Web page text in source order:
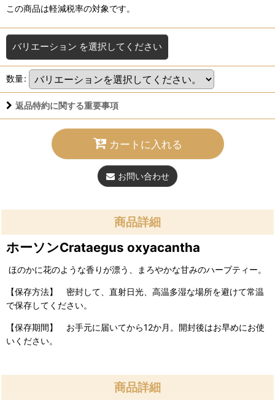
この商品は軽減税率の対象です。
バリエーション を選択してください
数量:
返品特約に関する重要事項
カートに入れる
お問い合わせ
商品詳細
ホーソンCrataegus oxyacantha
ほのかに花のような香りが漂う、まろやかな甘みのハーブティー。
【保存方法】 密封して、直射日光、高温多湿な場所を避けて常温
で保存してください。
【保存期間】 お手元に届いてから12か月。開封後はお早めにお使
いください。
商品詳細